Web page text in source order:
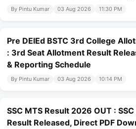
By Pintu Kumar 03 Aug 2026 11:30 PM
Pre DElEd BSTC 3rd College
: 3rd Seat Allotment Result
& Reporting Schedule
By Pintu Kumar 03 Aug 2026 10:14 PM
SSC MTS Result 2026 OUT :
Result Released, Direct PDF